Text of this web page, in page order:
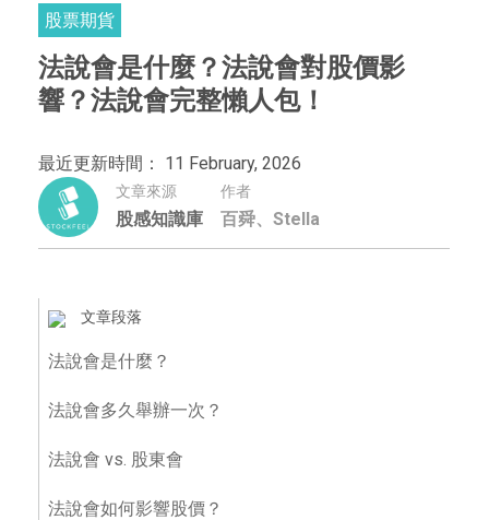
股票期貨
法說會是什麼？法說會對股價影
響？法說會完整懶人包！
最近更新時間： 11 February, 2026
文章來源
股感知識庫
作者
百舜、Stella
文章段落
法說會是什麼？
法說會多久舉辦一次？
法說會 vs. 股東會
法說會如何影響股價？